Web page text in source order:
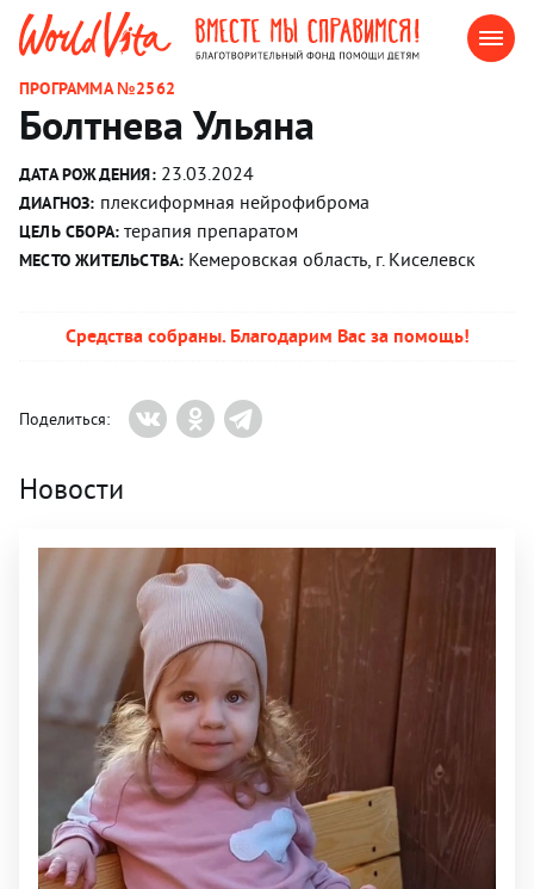
ПРОГРАММА №2562
Болтнева Ульяна
ДАТА РОЖДЕНИЯ:23.03.2024
ДИАГНОЗ: плексиформная нейрофиброма
ЦЕЛЬ СБОРА: терапия препаратом
МЕСТО ЖИТЕЛЬСТВА: Кемеровская область, г. Киселевск
Средства собраны. Благодарим Вас за помощь!
Поделиться:
Новости